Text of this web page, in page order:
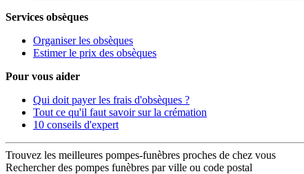
Services obsèques
Organiser les obsèques
Estimer le prix des obsèques
Pour vous aider
Qui doit payer les frais d'obsèques ?
Tout ce qu'il faut savoir sur la crémation
10 conseils d'expert
Trouvez les meilleures pompes-funèbres proches de chez vous
Rechercher des pompes funèbres par ville ou code postal